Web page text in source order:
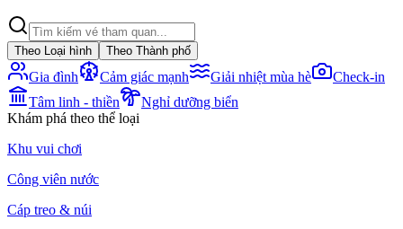
Theo Loại hình Theo Thành phố
Gia đình Cảm giác mạnh Giải nhiệt mùa hè
Check-in
Tâm linh - thiền
Nghỉ dưỡng biển
Khám phá theo thể loại
Khu vui chơi
Công viên nước
Cáp treo & núi